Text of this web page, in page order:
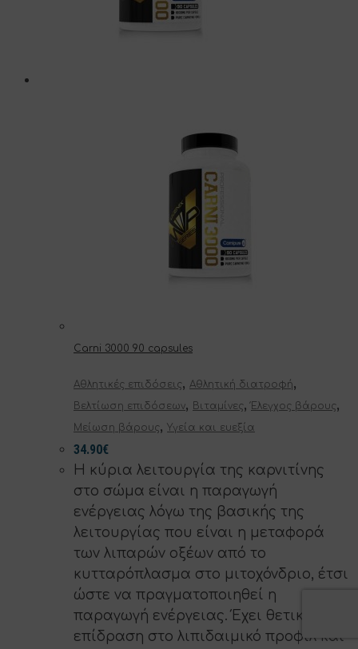
Carni 3000 90 capsules
Αθλητικές επιδόσεις, Αθλητική διατροφή,
Βελτίωση επιδόσεων, Βιταμίνες,Έλεγχος βάρους,
Μείωση βάρους, Υγεία και ευεξία
34.90€
Η κύρια λειτουργία της καρνιτίνης
στο σώμα είναι η παραγωγή
ενέργειας λόγω της βασικής της
λειτουργίας που είναι η μεταφορά
των λιπαρών οξέων από το
κυτταρόπλασμα στο μιτοχόνδριο, έτσι
ώστε να πραγματοποιηθεί η
παραγωγή ενέργειας. Έχει θετική
επίδραση στο λιπιδαιμικό προφίλ και